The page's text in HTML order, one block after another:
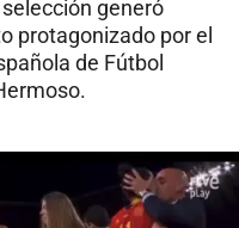
generó
protagonizado por el
de Fútbol